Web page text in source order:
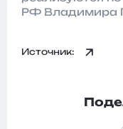
РФ Владимира
Источник: